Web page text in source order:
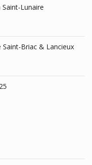
Lunaire
Briac & Lancieux